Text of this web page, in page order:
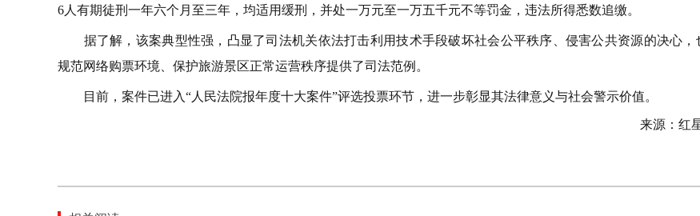
6人有期徒刑一年六个月至三年，均适用缓刑，并处一万元至一万五千元不等罚金，违法所得悉数追缴。
据了解，该案典型性强，凸显了司法机关依法打击利用技术手段破坏社会公平秩序、侵害公共资源的决心，
规范网络购票环境、保护旅游景区正常运营秩序提供了司法范例。
目前，案件已进入“人民法院报年度十大案件”评选投票环节，进一步彰显其法律意义与社会警示价值。
来源：红